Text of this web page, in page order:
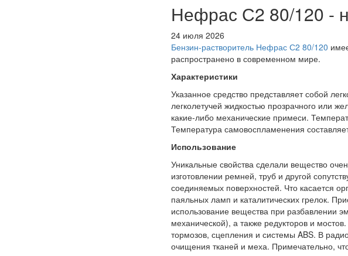
Нефрас С2 80/120 -
24 июля 2026
Бензин-растворитель Нефрас С2 80/120
распространено в современном мире.
Характеристики
Указанное средство представляет собой
легколетучей жидкостью прозрачного или
какие-либо механические примеси.
Температура самовоспламенения
Использование
Уникальные свойства сделали вещество
изготовлении ремней, труб и другой
соединяемых поверхностей. Что касается
паяльных ламп и каталитических грелок.
использование вещества при разбавлении
механической), а также редукторов и
тормозов, сцепления и системы ABS. В
очищения тканей и меха. Примечательно,